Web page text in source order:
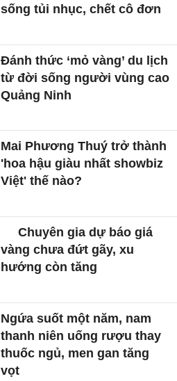
sống tủi nhục, chết cô đơn
Đánh thức ‘mỏ vàng’ du lịch
từ đời sống người vùng cao
Quảng Ninh
Mai Phương Thuý trở thành
'hoa hậu giàu nhất showbiz
Việt' thế nào?
Chuyên gia dự báo giá
vàng chưa đứt gãy, xu
hướng còn tăng
Ngứa suốt một năm, nam
thanh niên uống rượu thay
thuốc ngủ, men gan tăng
vọt